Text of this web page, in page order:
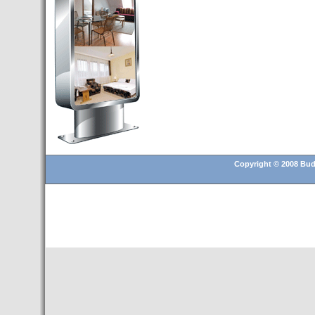
Budapest’.
- Hoteles en BUDAPEST:
Resultados octubre de 2016,
subida del 15% ocupación y
del 25,6% en el RevPar
- Nuevo Hotel en Budapest
bajo la marca Exe Hotusa
BUDAPEST
Copyright © 2008